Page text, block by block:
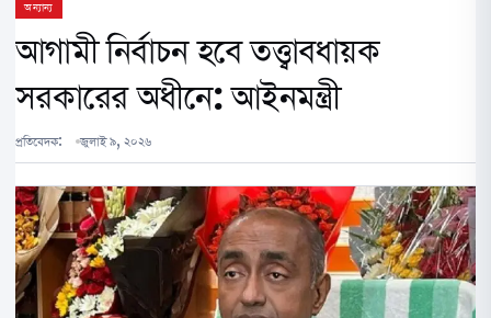
অন্যান্য
আগামী নির্বাচন হবে তত্ত্বাবধায়ক
সরকারের অধীনে: আইনমন্ত্রী
প্রতিবেদক: জুলাই ৯, ২০২৬